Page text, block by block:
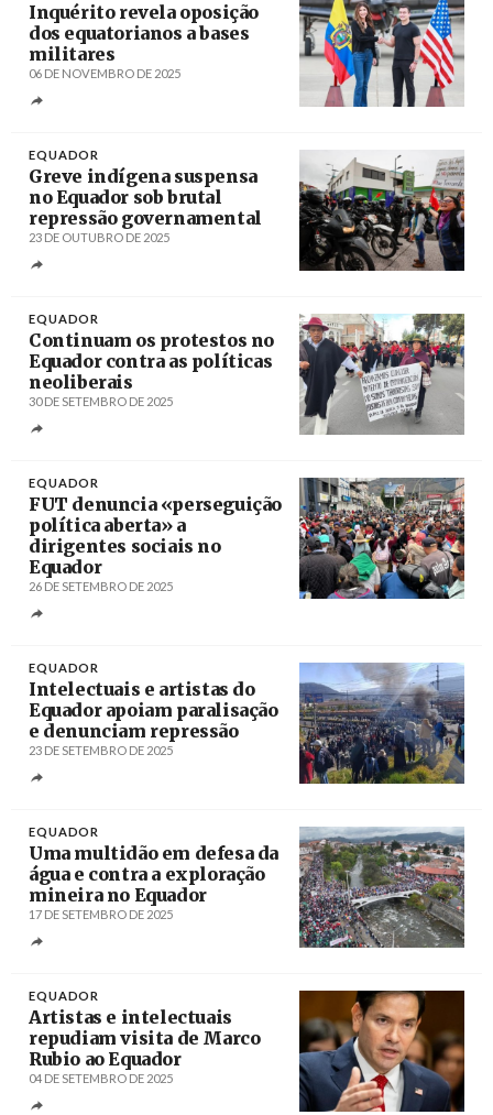
Inquérito revela oposição
dos equatorianos a bases
militares
06 DE NOVEMBRO DE 2025
EQUADOR
Greve indígena suspensa
no Equador sob brutal
repressão governamental
23 DE OUTUBRO DE 2025
EQUADOR
Continuam os protestos no
Equador contra as políticas
neoliberais
30 DE SETEMBRO DE 2025
EQUADOR
FUT denuncia «perseguição
política aberta» a
dirigentes sociais no
Equador
26 DE SETEMBRO DE 2025
EQUADOR
Intelectuais e artistas do
Equador apoiam paralisação
e denunciam repressão
23 DE SETEMBRO DE 2025
EQUADOR
Uma multidão em defesa da
água e contra a exploração
mineira no Equador
17 DE SETEMBRO DE 2025
EQUADOR
Artistas e intelectuais
repudiam visita de Marco
Rubio ao Equador
04 DE SETEMBRO DE 2025